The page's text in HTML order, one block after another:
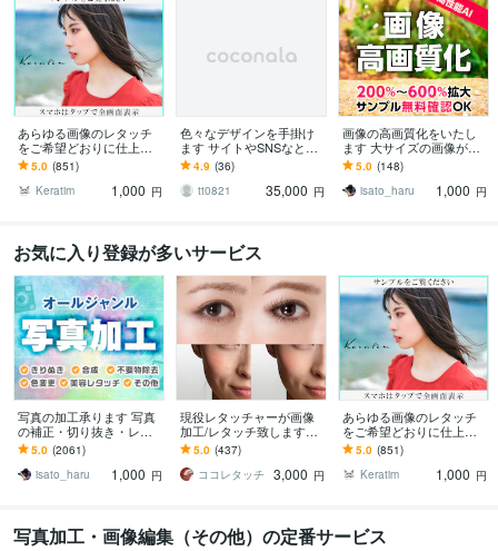
あらゆる画像のレタッチ
をご希望どおりに仕上げ
ます 【 熟練した技術を持
つプロのレタッチで安心
のクオリティ 】
5.0 (851)
Keratim
1,000 円
色々なデザインを手掛け
ます サイトやSNSなとさ
まざまなデザインを手掛
けてます。
4.9 (36)
tt0821
35,000 円
画像の高画質化をいたし
ます 大サイズの画像が欲
しい方、画像をより綺麗
にしたい方に
5.0 (148)
isato_haru
1,000 円
お気に入り登録が多いサービス
写真の加工承ります 写真
の補正・切り抜き・レタ
ッチ・合成が必要な方に
5.0 (2061)
isato_haru
1,000 円
現役レタッチャーが画像
加工/レタッチ致します
【高クオリティ】品質・
対応・スピード、お任せ
ください
5.0 (437)
ココレタッチ
3,000 円
あらゆる画像のレタッチ
をご希望どおりに仕上げ
ます 【 熟練した技術を持
つプロのレタッチで安心
のクオリティ 】
5.0 (851)
Keratim
1,000 円
写真加工・画像編集（その他）の定番サービス